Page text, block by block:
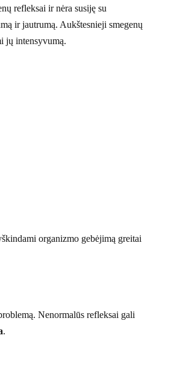
refleksai ir nėra susiję su
ir jautrumą. Aukštesnieji smegenų
jų intensyvumą.
organizmo gebėjimą greitai
Nenormalūs refleksai gali
.